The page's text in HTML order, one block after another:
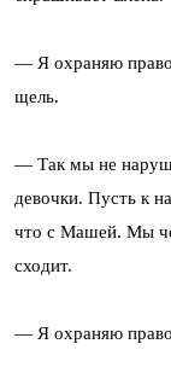
— Я охраняю
щель.
— Так мы не
девочки. Пусть к
что с Машей. Мы
сходит.
— Я охраняю